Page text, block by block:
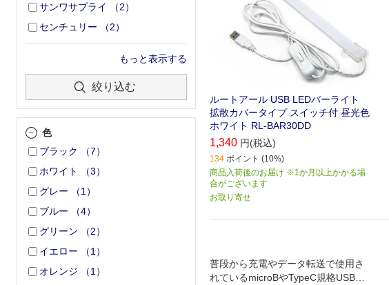
サンワサプライ
（2）
センチュリー
（2）
もっと表示する
絞り込む
色
ブラック
（7）
ホワイト
（3）
グレー
（1 ）
ブルー
（4）
グリーン
（2）
イエロー
（1 ）
オレンジ
（1 ）
ルートアール USB LEDバーライト
拡散カバータイプ スイッチ付 昼光色
ホワイト RL-BAR30DD
1,340 円(税込)
134 ポイント (10%)
商品入荷後のお届け ※1か月以上かかる場
合がございます
お取り寄せ
普段から充電やデータ転送で使用さ
れているmicroBやTypeC規格USBケ